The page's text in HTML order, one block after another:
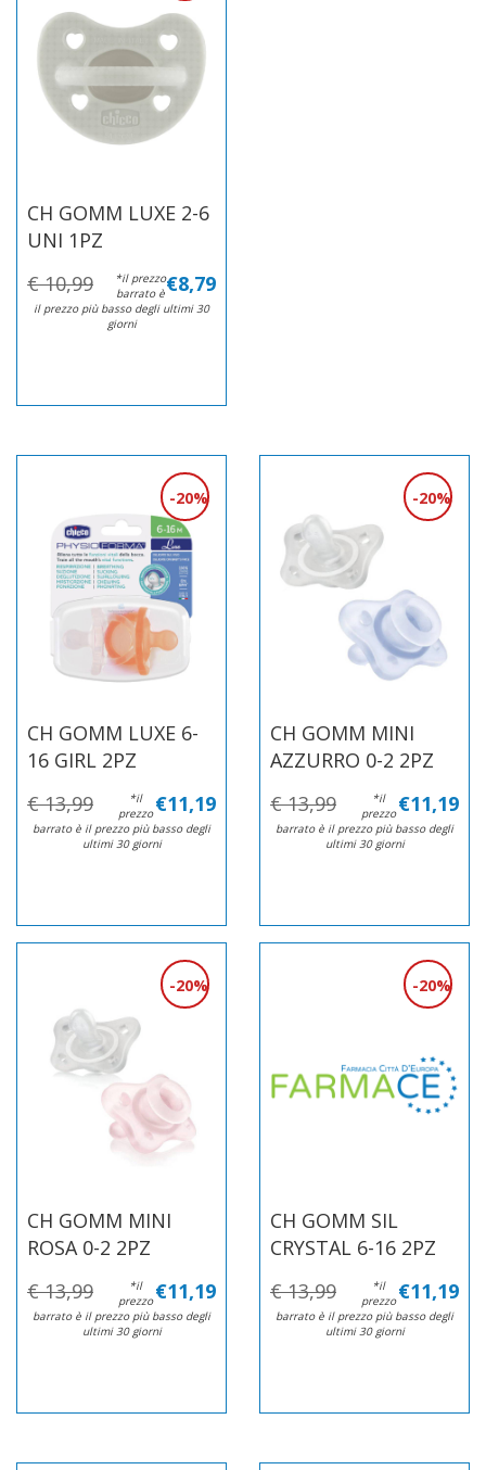
CH GOMM LUXE 2-6
UNI 1PZ
€ 10,99 €8,79
*il prezzo
barrato è
il prezzo più basso degli ultimi 30
giorni
CH GOMM LUXE 6-
16 GIRL 2PZ
20%
€ 13,99 €11,19
*il
prezzo
barrato è il prezzo più basso degli
ultimi 30 giorni
CH GOMM MINI
AZZURRO 0-2 2PZ
20%
€ 13,99 €11,19
*il
prezzo
barrato è il prezzo più basso degli
ultimi 30 giorni
CH GOMM MINI
ROSA 0-2 2PZ
20%
€ 13,99 €11,19
*il
prezzo
barrato è il prezzo più basso degli
ultimi 30 giorni
CH GOMM SIL
CRYSTAL 6-16 2PZ
20%
€ 13,99 €11,19
*il
prezzo
barrato è il prezzo più basso degli
ultimi 30 giorni